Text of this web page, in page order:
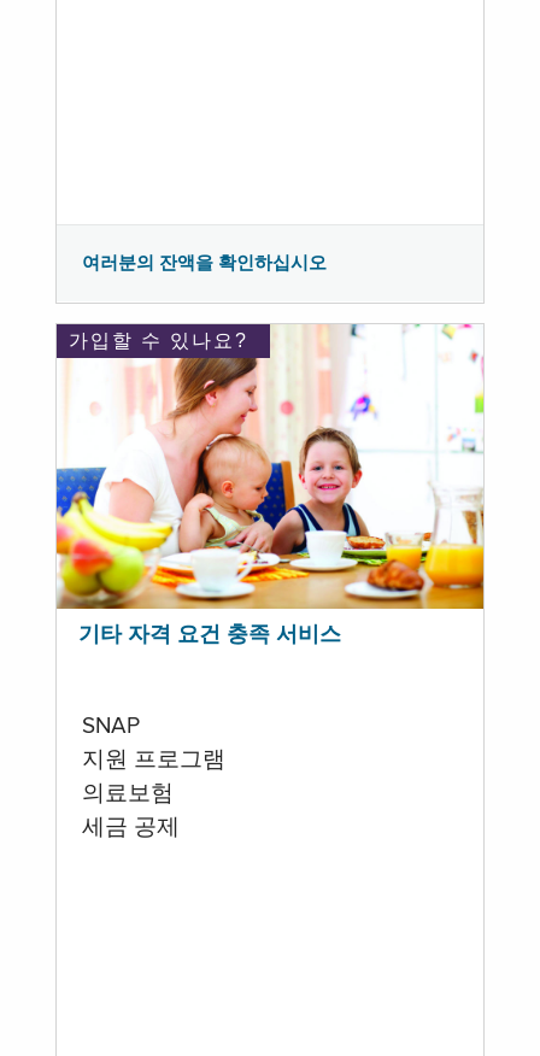
여러분의 잔액을 확인하십시오
가입할 수 있나요?
기타 자격 요건 충족 서비스
SNAP
지원 프로그램
의료보험
세금 공제